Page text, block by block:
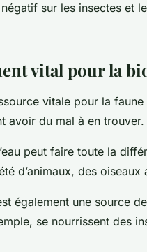
sur les insectes et
vital pour la
vitale pour la
avoir du mal à en trouver.
peut faire toute la
d’animaux, des
également une source
se nourrissent des